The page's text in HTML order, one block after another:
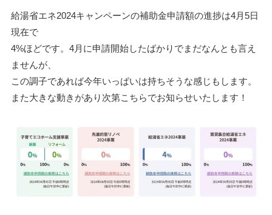
給湯省エネ2024キャンペーンの補助金申請額の進捗は4月5日
現在で
4%ほどです。4月に申請開始したばかりでまだなんとも言え
ませんが、
この調子であれば今年いっぱいは持ちそうな感じもします。
また大きな動きがあり次第こちらでお知らせいたします！